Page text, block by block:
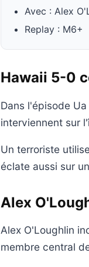
Avec : Alex
Replay : M6+
Hawaii 5-0
Dans l'épisode
interviennent sur
Un terroriste
éclate aussi sur
Alex
Alex O'Loughlin
membre central